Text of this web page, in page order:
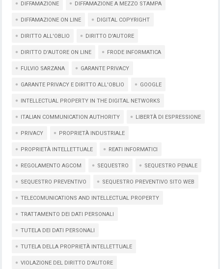
DIFFAMAZIONE DIFFAMAZIONE A MEZZO STAMPA
DIFFAMAZIONE ON LINE DIGITAL COPYRIGHT
DIRITTO ALL'OBLIO DIRITTO D'AUTORE
DIRITTO D'AUTORE ON LINE FRODE INFORMATICA
FULVIO SARZANA GARANTE PRIVACY
GARANTE PRIVACY E DIRITTO ALL'OBLIO GOOGLE
INTELLECTUAL PROPERTY IN THE DIGITAL NETWORKS
ITALIAN COMMUNICATION AUTHORITY LIBERTÀ DI ESPRESSIONE
PRIVACY PROPRIETÀ INDUSTRIALE
PROPRIETÀ INTELLETTUALE REATI INFORMATICI
REGOLAMENTO AGCOM SEQUESTRO SEQUESTRO PENALE
SEQUESTRO PREVENTIVO SEQUESTRO PREVENTIVO SITO WEB
TELECOMUNICATIONS AND INTELLECTUAL PROPERTY
TRATTAMENTO DEI DATI PERSONALI
TUTELA DEI DATI PERSONALI
TUTELA DELLA PROPRIETÀ INTELLETTUALE
VIOLAZIONE DEL DIRITTO D'AUTORE